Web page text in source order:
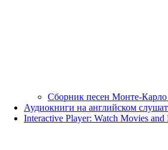
Сборник песен Монте-Карло
Аудиокниги на английском
Interactive Player: Watch Movies